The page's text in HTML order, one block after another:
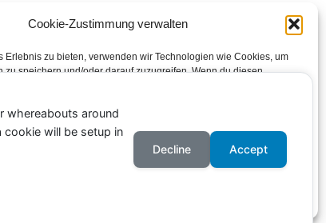
Cookie-Zustimmung verwalten
Erlebnis zu bieten, verwenden wir Technologien wie Cookies, um
zu speichern und/oder darauf zuzugreifen. Wenn du diesen
und Funktionen beeinträchtigt werden.
Einstellungen ansehen
Impressum Datenschutzerklärung
Kontakt
whereabouts around
cookie will be setup in
Decline Accept